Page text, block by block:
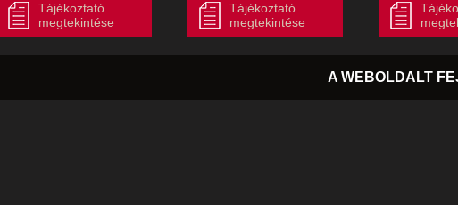
Tájékoztató
megtekintése
Tájékoztató
megtekintése
A WEBOLDALT